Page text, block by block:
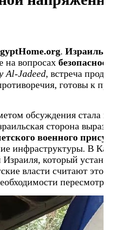
org. Израиль
на вопросах
Al-Jadeed, встреча
готовы к
обсуждения стала
сторона
военного
инфраструктуры. В
Израиля, который
власти считают это
пересмотра